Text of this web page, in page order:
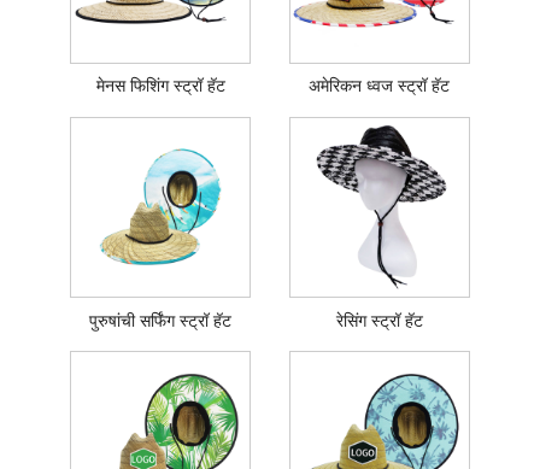
मेनस फिशिंग स्ट्रॉ हॅट अमेरिकन ध्वज स्ट्रॉ हॅट
पुरुषांची सर्फिंग स्ट्रॉ हॅट रेसिंग स्ट्रॉ हॅट